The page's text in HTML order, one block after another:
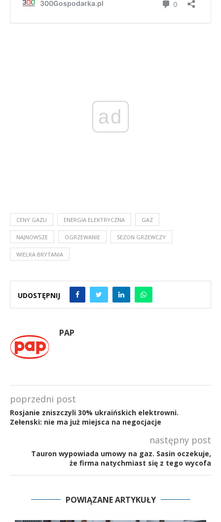
ad
CENY GAZU ENERGIA ELEKTRYCZNA GAZ
NAJNOWSZE OGRZEWANIE SEZON GRZEWCZY
WIELKA BRYTANIA
UDOSTĘPNIJ
PAP
poprzedni post
Rosjanie zniszczyli 30% ukraińskich elektrowni.
Zełenski: nie ma już miejsca na negocjacje
następny post
Tauron wypowiada umowy na gaz. Sasin oczekuje,
że firma natychmiast się z tego wycofa
POWIĄZANE ARTYKUŁY